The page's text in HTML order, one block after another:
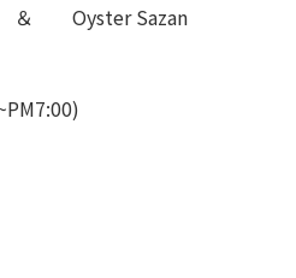
＆ Oyster Sazan